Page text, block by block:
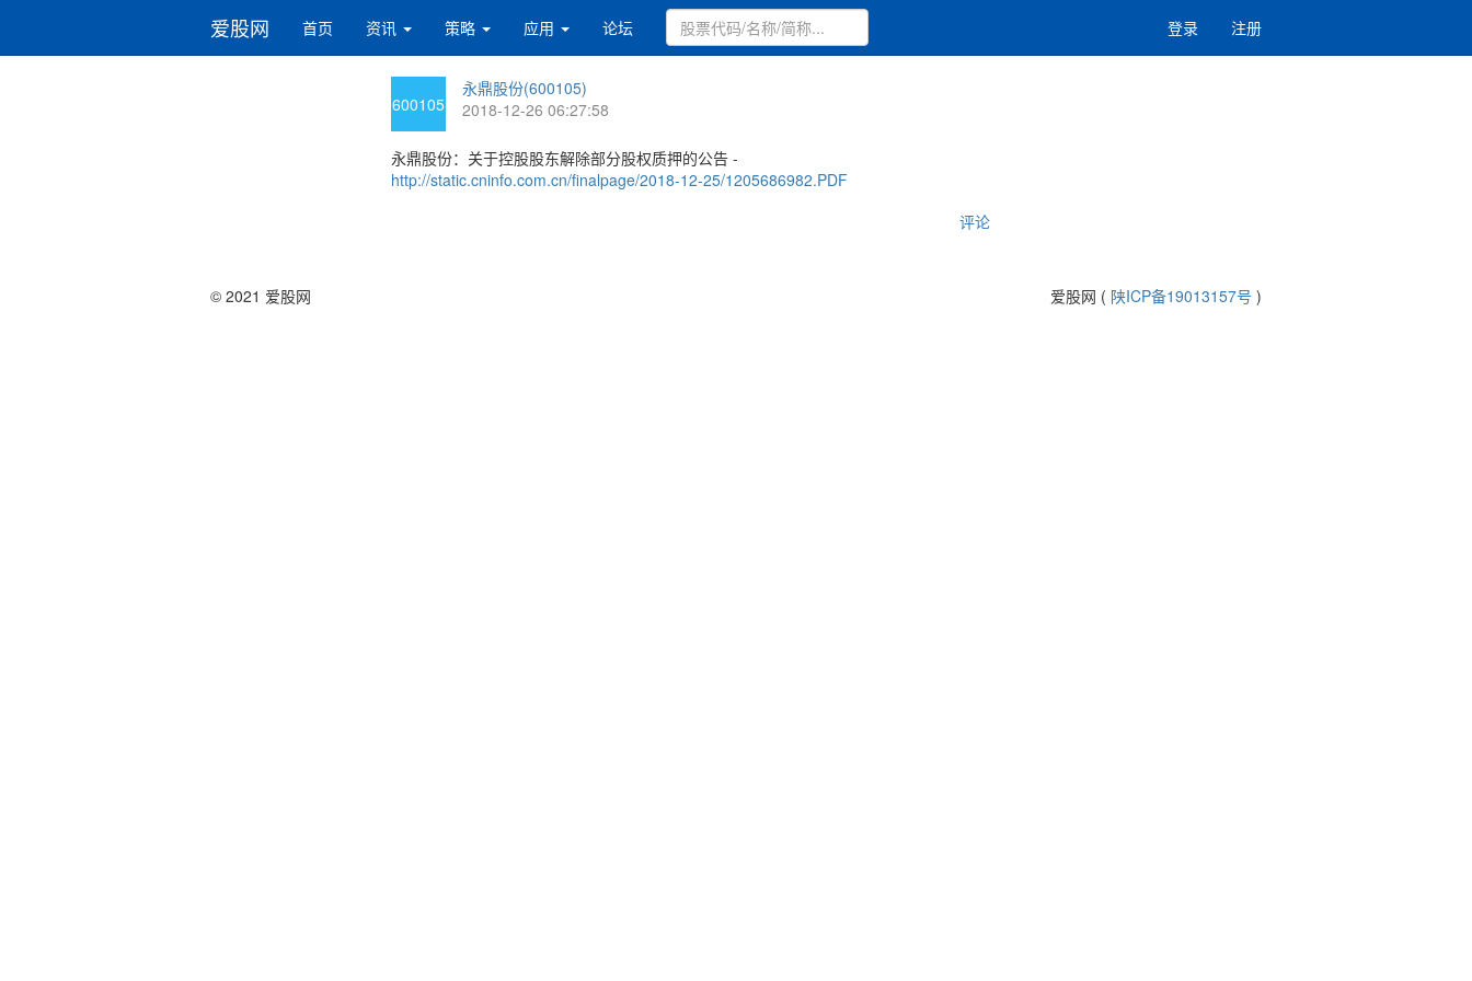
爱股网 首页 资讯 策略 应用 论坛 登录 注册
600105
永鼎股份(600105)
2018-12-26 06:27:58
永鼎股份：关于控股股东解除部分股权质押的公告 -
http://static.cninfo.com.cn/finalpage/2018-12-25/1205686982.PDF
评论
© 2021 爱股网 爱股网 ( 陕ICP备19013157号 )